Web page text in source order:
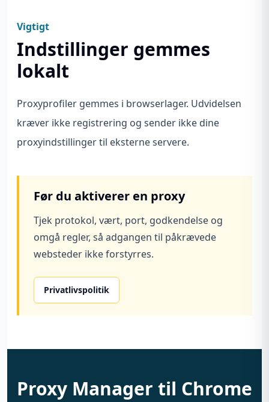
Vigtigt
Indstillinger gemmes
lokalt
Proxyprofiler gemmes i browserlager. Udvidelsen
kræver ikke registrering og sender ikke dine
proxyindstillinger til eksterne servere.
Før du aktiverer en proxy
Tjek protokol, vært, port, godkendelse og
omgå regler, så adgangen til påkrævede
websteder ikke forstyrres.
Privatlivspolitik
Proxy Manager til Chrome